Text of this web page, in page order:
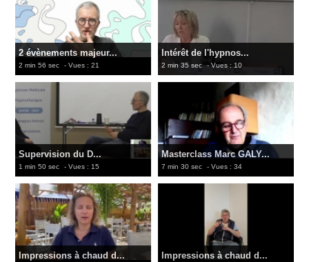
2 évènements majeur...
2 min 56 sec - Vues : 21
Intérêt de l'hypnos...
2 min 35 sec - Vues : 10
Supervision du D...
1 min 50 sec - Vues : 15
Masterclass Marc GALY...
7 min 30 sec - Vues : 34
Impressions à chaud d... Impressions à chaud d...